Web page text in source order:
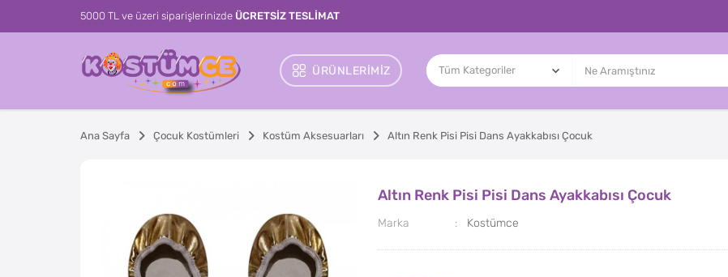
5000 TL ve üzeri siparişlerinizde ÜCRETSİZ TESLİMAT
ÜRÜNLERIMIZ
Ana Sayfa Çocuk Kostümleri Kostüm Aksesuarları Altın Renk Pisi Pisi Dans Ayakkabısı Çocuk
Altın Renk Pisi Pisi Dans Ayakkabısı Çocuk
Marka Kostümce